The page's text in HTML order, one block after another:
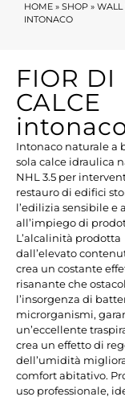
HOME » SHOP » WALL
INTONACO
FIOR DI
CALCE
Intonaco naturale a
sola calce idraulica
NHL 3.5 per
restauro di edifici
l’edilizia sensibile e
all’impiego di
L’alcalinità prodotta
dall’elevato
crea un costante
risanante che
l’insorgenza di
microrganismi,
un’eccellente
crea un effetto di
dell’umidità
comfort abitativo.
uso professionale,